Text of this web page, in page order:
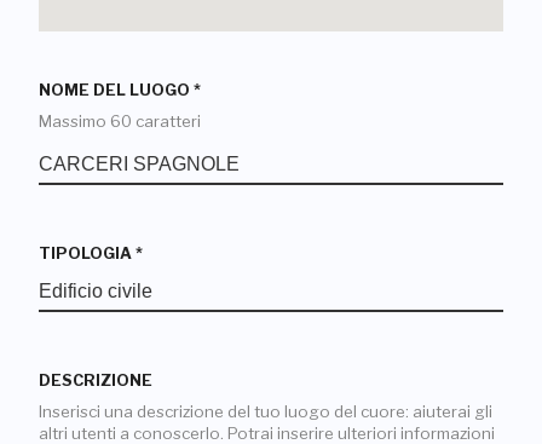
NOME DEL LUOGO *
Massimo 60 caratteri
TIPOLOGIA *
DESCRIZIONE
Inserisci una descrizione del tuo luogo del cuore: aiuterai gli
altri utenti a conoscerlo. Potrai inserire ulteriori informazioni